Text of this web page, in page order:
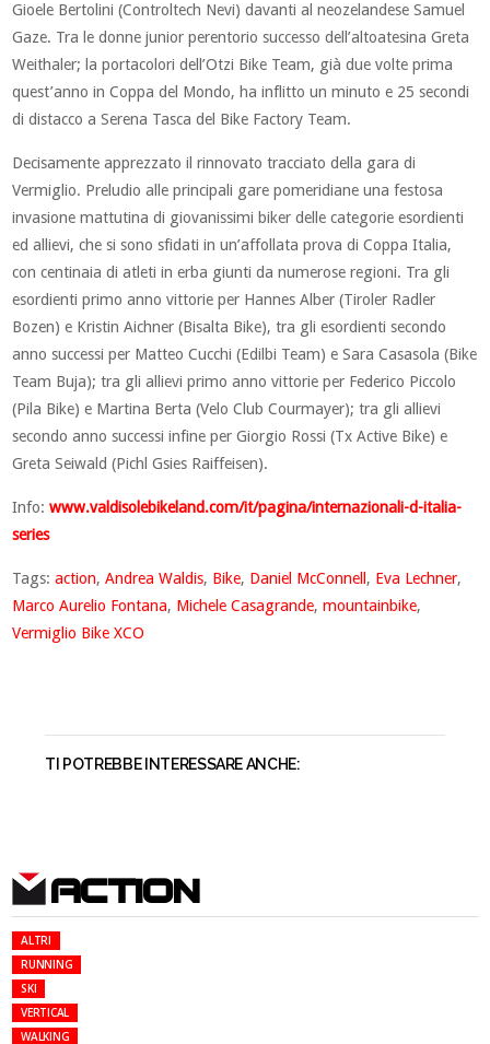
Gioele Bertolini (Controltech Nevi) davanti al neozelandese Samuel
Gaze. Tra le donne junior perentorio successo dell’altoatesina Greta
Weithaler; la portacolori dell’Otzi Bike Team, già due volte prima
quest’anno in Coppa del Mondo, ha inflitto un minuto e 25 secondi
di distacco a Serena Tasca del Bike Factory Team.
Decisamente apprezzato il rinnovato tracciato della gara di
Vermiglio. Preludio alle principali gare pomeridiane una festosa
invasione mattutina di giovanissimi biker delle categorie esordienti
ed allievi, che si sono sfidati in un’affollata prova di Coppa Italia,
con centinaia di atleti in erba giunti da numerose regioni. Tra gli
esordienti primo anno vittorie per Hannes Alber (Tiroler Radler
Bozen) e Kristin Aichner (Bisalta Bike), tra gli esordienti secondo
anno successi per Matteo Cucchi (Edilbi Team) e Sara Casasola (Bike
Team Buja); tra gli allievi primo anno vittorie per Federico Piccolo
(Pila Bike) e Martina Berta (Velo Club Courmayer); tra gli allievi
secondo anno successi infine per Giorgio Rossi (Tx Active Bike) e
Greta Seiwald (Pichl Gsies Raiffeisen).
Info:www.valdisolebikeland.com/it/pagina/internazionali-d-italia-
series
Tags:action,Andrea Waldis, Bike, Daniel McConnell , Eva Lechner,
Marco Aurelio Fontana, Michele Casagrande,mountainbike,
Vermiglio Bike XCO
TI POTREBBE INTERESSARE ANCHE:
ACTION
ALTRI
RUNNING
SKI
VERTICAL
WALKING